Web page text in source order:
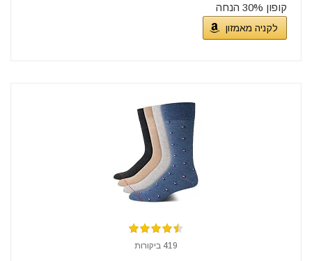
קופון 30% הנחה
לקניה מאמזון
419 ביקורות